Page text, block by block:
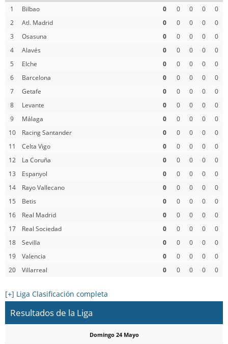
1 Bilbao 0 0 0 0
0
2
Atl. Madrid 0 0 0 0
0
3
Osasuna 0 0 0 0
0
4
Alavés 0 0 0 0
0
5
Elche 0 0 0 0
0
6
Barcelona 0 0 0 0
0
7
Getafe 0 0 0 0
0
8
Levante 0 0 0 0
0
9
Málaga 0 0 0 0
0
10
Racing Santander 0 0 0 0
0
11
Celta Vigo 0 0 0 0
0
12
La Coruña 0 0 0 0
0
13
Espanyol 0 0 0 0
0
14
Rayo Vallecano 0 0 0 0
0
15
Betis 0 0 0 0
0
16
Real Madrid 0 0 0 0
0
17
Real Sociedad 0 0 0 0
0
18
Sevilla 0 0 0 0
0
19
Valencia 0 0 0 0
0
20
Villarreal 0 0 0 0 0
[+] Liga Clasificación completa
Resultados de la Liga
Domingo 24 Mayo